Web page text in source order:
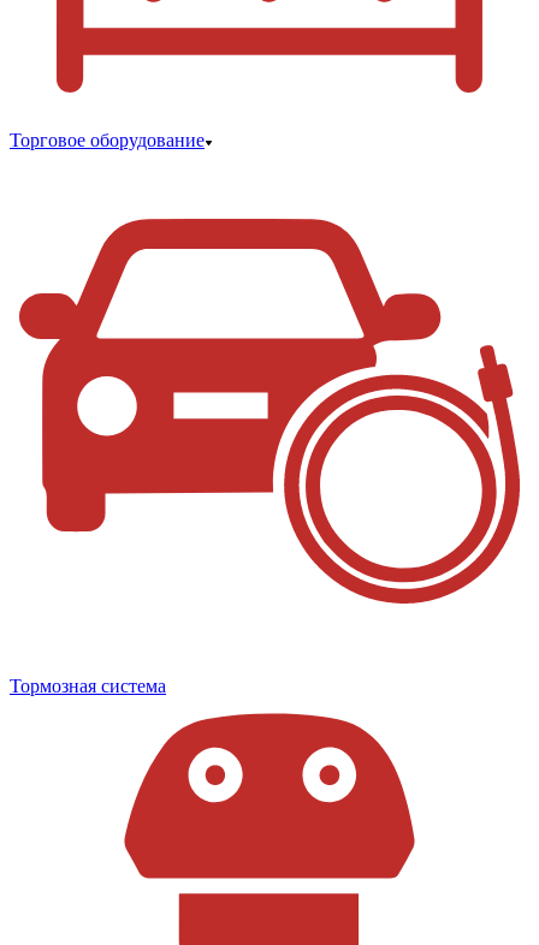
Торговое оборудование
Тормозная система